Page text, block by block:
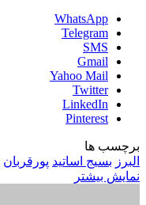
WhatsApp
Telegram
SMS
Gmail
Yahoo Mail
Twitter
LinkedIn
Pinterest
برچسب ها
البرز بسیج اساتید پورقربان
نمایش بیشتر